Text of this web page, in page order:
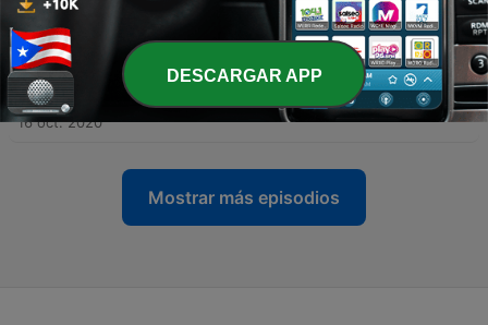
23 oct. 2020
192 - Anuncios para la economía decembrina.
Criptoeconomía en Venezuela. El Maelström de
Fito Páez.
16 oct. 2020
Mostrar más episodios
DESCARGAR APP